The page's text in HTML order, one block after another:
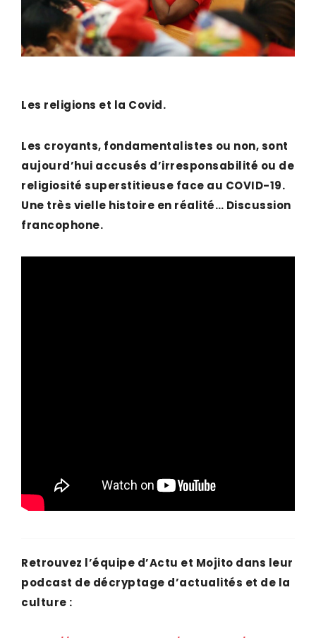
Les religions et la Covid.
Les croyants, fondamentalistes ou non, sont
aujourd’hui accusés d’irresponsabilité ou de
religiosité superstitieuse face au COVID-19.
Une très vielle histoire en réalité… Discussion
francophone.
Retrouvez l’équipe d’Actu et Mojito dans leur
podcast de décryptage d’actualités et de la
culture :